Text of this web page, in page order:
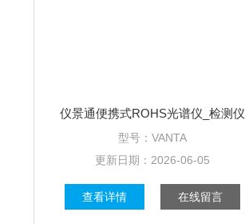
仪景通便携式ROHS光谱仪_检测仪
型号：VANTA
更新日期： 2026-06-05
查看详情 在线留言